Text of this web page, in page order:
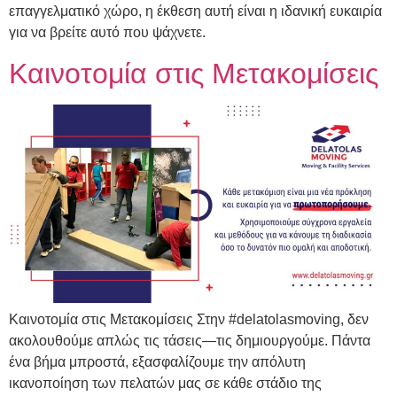
επαγγελματικό χώρο, η έκθεση αυτή είναι η ιδανική ευκαιρία
για να βρείτε αυτό που ψάχνετε.
Καινοτομία στις Μετακομίσεις
Καινοτομία στις Μετακομίσεις Στην #delatolasmoving, δεν
ακολουθούμε απλώς τις τάσεις—τις δημιουργούμε. Πάντα
ένα βήμα μπροστά, εξασφαλίζουμε την απόλυτη
ικανοποίηση των πελατών μας σε κάθε στάδιο της